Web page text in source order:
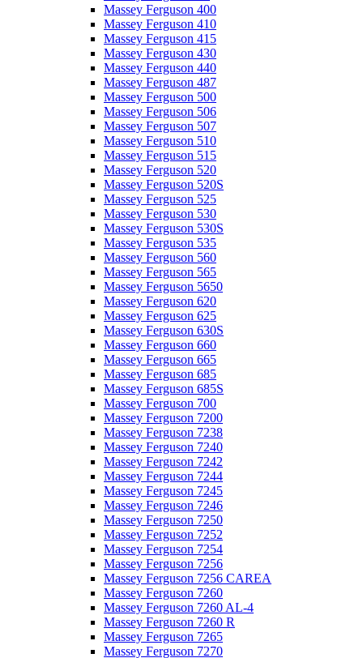
Massey Ferguson 400
Massey Ferguson 410
Massey Ferguson 415
Massey Ferguson 430
Massey Ferguson 440
Massey Ferguson 487
Massey Ferguson 500
Massey Ferguson 506
Massey Ferguson 507
Massey Ferguson 510
Massey Ferguson 515
Massey Ferguson 520
Massey Ferguson 520S
Massey Ferguson 525
Massey Ferguson 530
Massey Ferguson 530S
Massey Ferguson 535
Massey Ferguson 560
Massey Ferguson 565
Massey Ferguson 5650
Massey Ferguson 620
Massey Ferguson 625
Massey Ferguson 630S
Massey Ferguson 660
Massey Ferguson 665
Massey Ferguson 685
Massey Ferguson 685S
Massey Ferguson 700
Massey Ferguson 7200
Massey Ferguson 7238
Massey Ferguson 7240
Massey Ferguson 7242
Massey Ferguson 7244
Massey Ferguson 7245
Massey Ferguson 7246
Massey Ferguson 7250
Massey Ferguson 7252
Massey Ferguson 7254
Massey Ferguson 7256
Massey Ferguson 7256 CAREA
Massey Ferguson 7260
Massey Ferguson 7260 AL-4
Massey Ferguson 7260 R
Massey Ferguson 7265
Massey Ferguson 7270